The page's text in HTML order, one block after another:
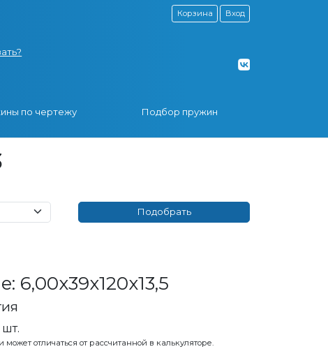
Корзина Вход
по чертежу Подбор пружин
6,00x39x120x13,5
отличаться от рассчитанной в калькуляторе.